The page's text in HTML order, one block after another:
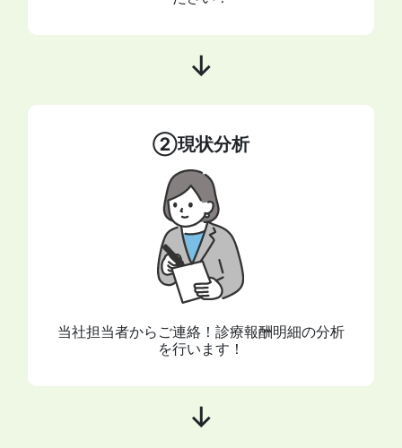
↓
②現状分析
当社担当者からご連絡！診療報酬明細の分析
を行います！
↓